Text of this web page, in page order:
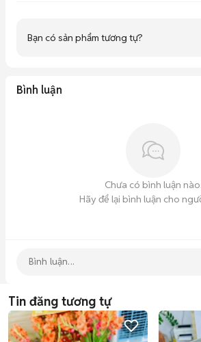
Bạn có sản phẩm tương tự?
Bình luận
Chưa có bình luận nào.
Hãy để lại bình luận cho
Tin đăng tương tự